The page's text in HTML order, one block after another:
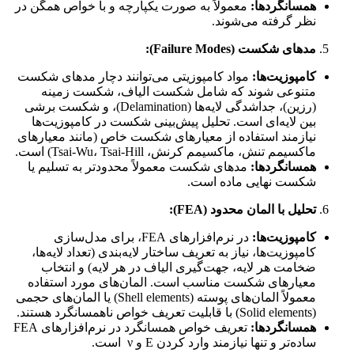
همسانگردها: معمولاً به صورت یکپارچه و با خواص همگن در
نظر گرفته می‌شوند.
مدهای شکست (Failure Modes):
کامپوزیت‌ها: مواد کامپوزیتی می‌توانند دچار مدهای شکست
متنوعی شوند که شامل شکست الیاف، شکست زمینه
(رزین)، جداشدگی لایه‌ها (Delamination)، و شکست برشی
بین لایه‌ای است. تحلیل پیش‌بینی شکست در کامپوزیت‌ها
نیازمند استفاده از معیارهای شکست خاص (مانند معیارهای
ماکسیمم تنش، ماکسیمم کرنش، Tsai-Wu، Tsai-Hill) است.
همسانگردها: مدهای شکست معمولاً محدودتر به تسلیم یا
شکست نهایی ماده است.
تحلیل با المان محدود (FEA):
کامپوزیت‌ها:
در نرم‌افزارهای FEA، برای مدل‌سازی
کامپوزیت‌ها، نیاز به تعریف ساختار لایه‌بندی (تعداد لایه‌ها،
ضخامت هر لایه، جهت‌گیری الیاف در هر لایه) و انتخاب
معیارهای شکست مناسب است. المان‌های مورد استفاده
معمولاً المان‌های پوسته (Shell elements) یا المان‌های حجمی
(Solid elements) با قابلیت تعریف خواص ناهمسانگرد هستند.
همسانگردها:
تعریف خواص همسانگرد در نرم‌افزارهای FEA
ساده‌تر و تنها نیازمند وارد کردن E و
ν است.